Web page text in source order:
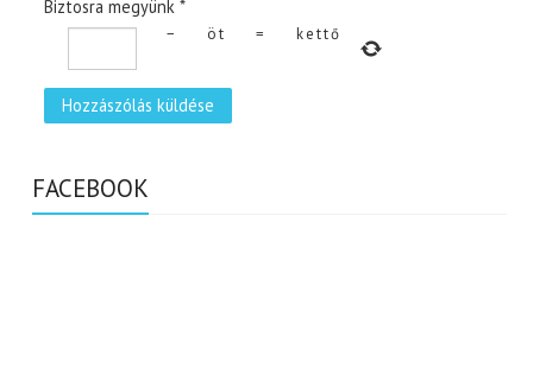
Biztosra megyünk *
− öt = kettő
FACEBOOK